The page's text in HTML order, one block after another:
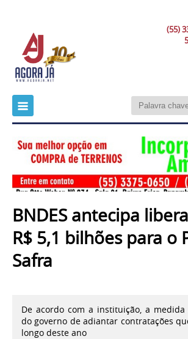
(55)
BNDES antecipa
R$ 5,1 bilhões para o
Safra
De acordo com a instituição, a medida
do governo de adiantar contratações
longo deste ano